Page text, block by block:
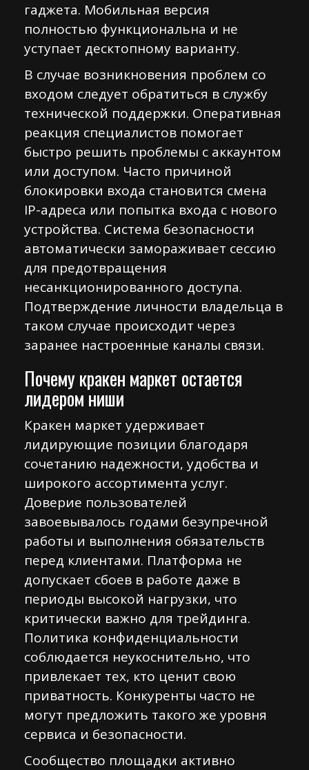
гаджета. Мобильная версия
полностью функциональна и не
уступает десктопному варианту.
В случае возникновения проблем со
входом следует обратиться в службу
технической поддержки. Оперативная
реакция специалистов помогает
быстро решить проблемы с аккаунтом
или доступом. Часто причиной
блокировки входа становится смена
IP-адреса или попытка входа с нового
устройства. Система безопасности
автоматически замораживает сессию
для предотвращения
несанкционированного доступа.
Подтверждение личности владельца в
таком случае происходит через
заранее настроенные каналы связи.
Почему кракен маркет остается
лидером ниши
Кракен маркет удерживает
лидирующие позиции благодаря
сочетанию надежности, удобства и
широкого ассортимента услуг.
Доверие пользователей
завоевывалось годами безупречной
работы и выполнения обязательств
перед клиентами. Платформа не
допускает сбоев в работе даже в
периоды высокой нагрузки, что
критически важно для трейдинга.
Политика конфиденциальности
соблюдается неукоснительно, что
привлекает тех, кто ценит свою
приватность. Конкуренты часто не
могут предложить такого же уровня
сервиса и безопасности.
Сообщество площадки активно